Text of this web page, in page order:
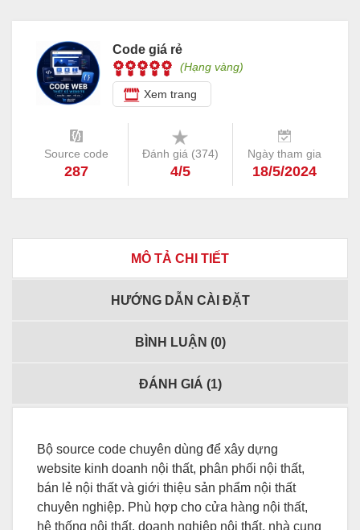
Code giá rẻ
(Hạng vàng)
Xem trang
Source code
287
Đánh giá (374)
4/5
Ngày tham gia
18/5/2024
MÔ TẢ CHI TIẾT
HƯỚNG DẪN CÀI ĐẶT
BÌNH LUẬN (0)
ĐÁNH GIÁ (1)
Bộ source code chuyên dùng để xây dựng
website kinh doanh nội thất, phân phối nội thất,
bán lẻ nội thất và giới thiệu sản phẩm nội thất
chuyên nghiệp. Phù hợp cho cửa hàng nội thất,
hệ thống nội thất, doanh nghiệp nội thất, nhà cung